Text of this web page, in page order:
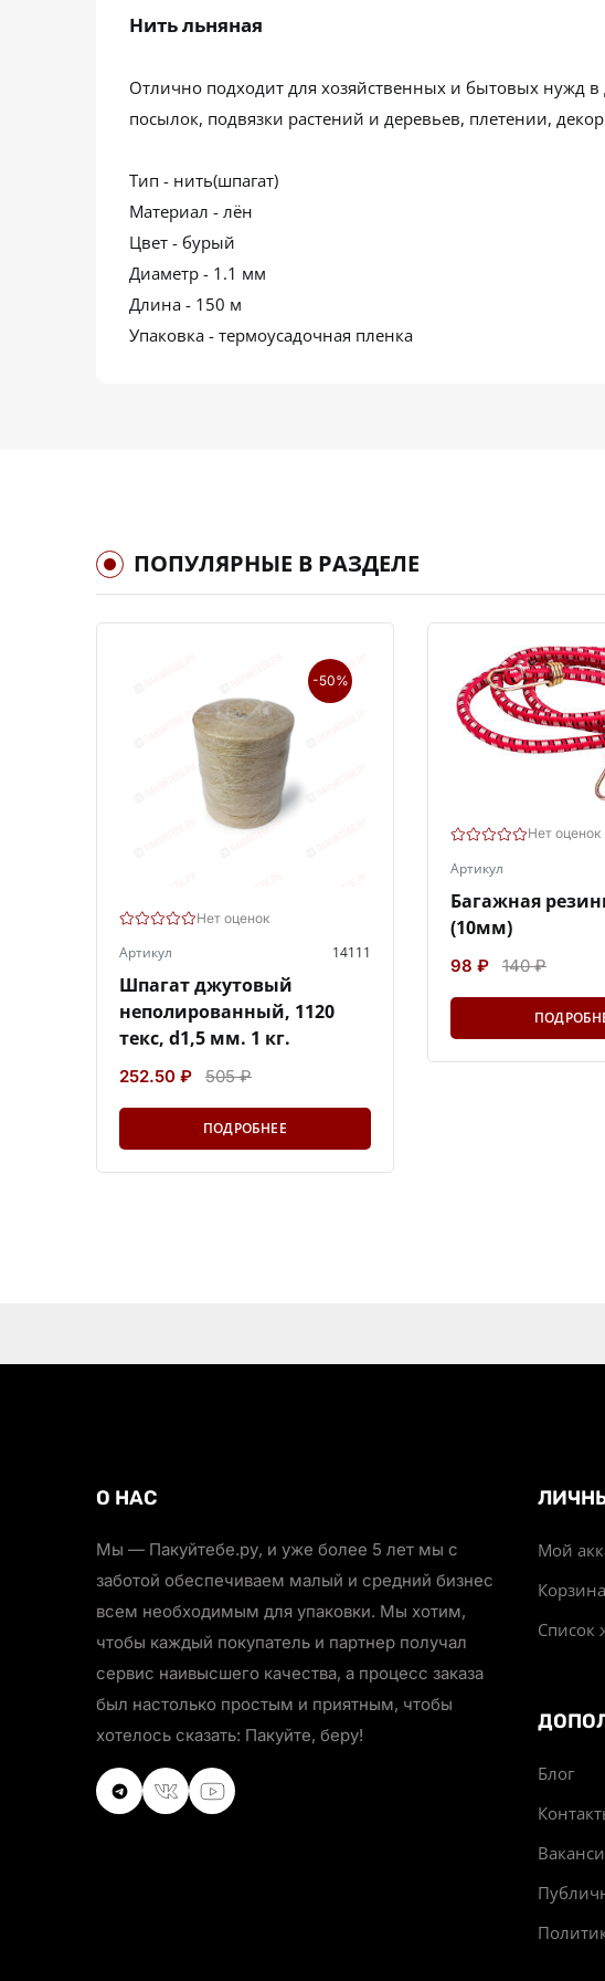
Нить льняная
Отлично подходит для хозяйственных и бытовых нужд
посылок, подвязки растений и деревьев, плетении,
Тип - нить(шпагат)
Материал - лён
Цвет - бурый
Диаметр - 1.1 мм
Длина - 150 м
Упаковка - термоусадочная пленка
ПОПУЛЯРНЫЕ В РАЗДЕЛЕ
-50%
Нет оценок
Артикул 14111
Шпагат джутовый
неполированный, 1120
текс, d1,5 мм. 1 кг.
252.50 ₽ 505 ₽
ПОДРОБНЕЕ
Нет оценок
Артикул
Багажная
(10мм)
98 ₽ 140 ₽
О НАС
Мы — Пакуйтебе.ру, и уже более 5 лет мы с
заботой обеспечиваем малый и средний бизнес
всем необходимым для упаковки. Мы хотим,
чтобы каждый покупатель и партнер получал
сервис наивысшего качества, а процесс заказа
был настолько простым и приятным, чтобы
хотелось сказать: Пакуйте, беру!
VKontakteVKontakteYoutube
Мой
Корзина
Список
Блог